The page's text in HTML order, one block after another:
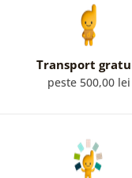
Transport
peste 500,00 lei